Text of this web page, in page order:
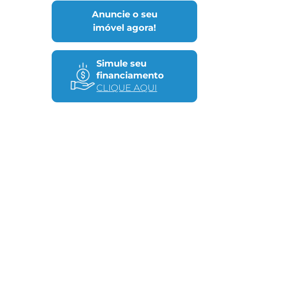
Anuncie o seu
imóvel agora!
Simule seu
financiamento
CLIQUE AQUI